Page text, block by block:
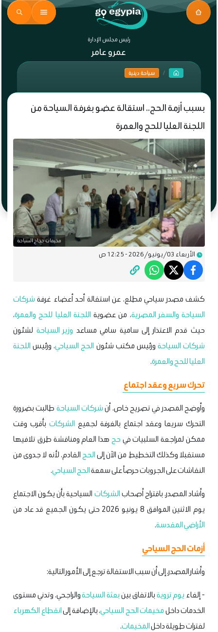
رئيس مجلس الإدارة
عمرو عامر
سياحة دينية
بسبب أزمة الحج.. استقالة عضو بغرفة السياحة من
اللجنة العليا للحج والعمرة
مخيمات حجاج السياحة
الأربعاء 03/يونيو/2026 - 12:25 ص
كشف مصدر سياحي مطلع، عن استقالة أحد أعضاء غرفة شركات
السياحة والسفر المصرية، من عضوية اللجنة العليا للحج والعمرة،
حيث قدم الاعتذار إلى سامية سامي مساعد وزير السياحة لشئون
شركات السياحة ورئيس مكتب شئون الحج السياحي، ورئيس اللجنة
العليا للحج والعمرة.
تحرك سريع وعقد اجتماع
وأوضح المصدر في تصريح خاص، أنشركات السياحة طالبت بضرورة
التحرك سريعا وعقد اجتماع بالغرفة لجميع الشركات بأقرب وقت
ممكن لمراجعة السلبيات في حج هذا العام ومناقشة طرق تلافيها
مستقبلا وكذلك التخطيط من الآن إلىالحج القادم، لأنه لا جدوى من
النقاشات على الجروبات حرصاً على سمعةالحج السياحي.
وأشاد المصدر، باقتراح أصحابالشركات السياحية بأن يكون الاجتماع
يوم الاثنين الموافق 8 يونيو 2026 حتى يكون الجميع قد عاد من
الأراضي المقدسة.
أزمات الحج السياحي
وأشار المصدر، إلى أن سبب الاستقالة ترجع إلى الأمور التالية:
- إلغاء يوم ترويةبالاتفاق بينبعثة السياحةوالراجحي، وتدني مستوى
الخدمات داخلمخيماتالحج السياحي، بالإضافة إلىانقطاع الكهرباء
لفترات طويلة داخلالمخيمات.